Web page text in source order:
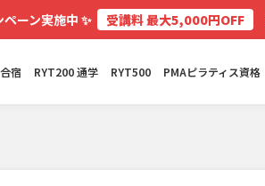
ーン実施中 ✨ 受講料 最大5,000円OFF
宿 RYT200 通学 RYT500 PMAピラティス資格